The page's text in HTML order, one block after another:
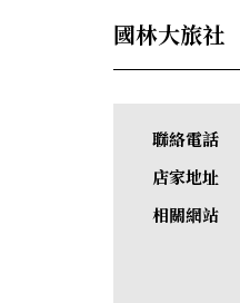
國林大旅社
聯絡電話
店家地址
相關網站